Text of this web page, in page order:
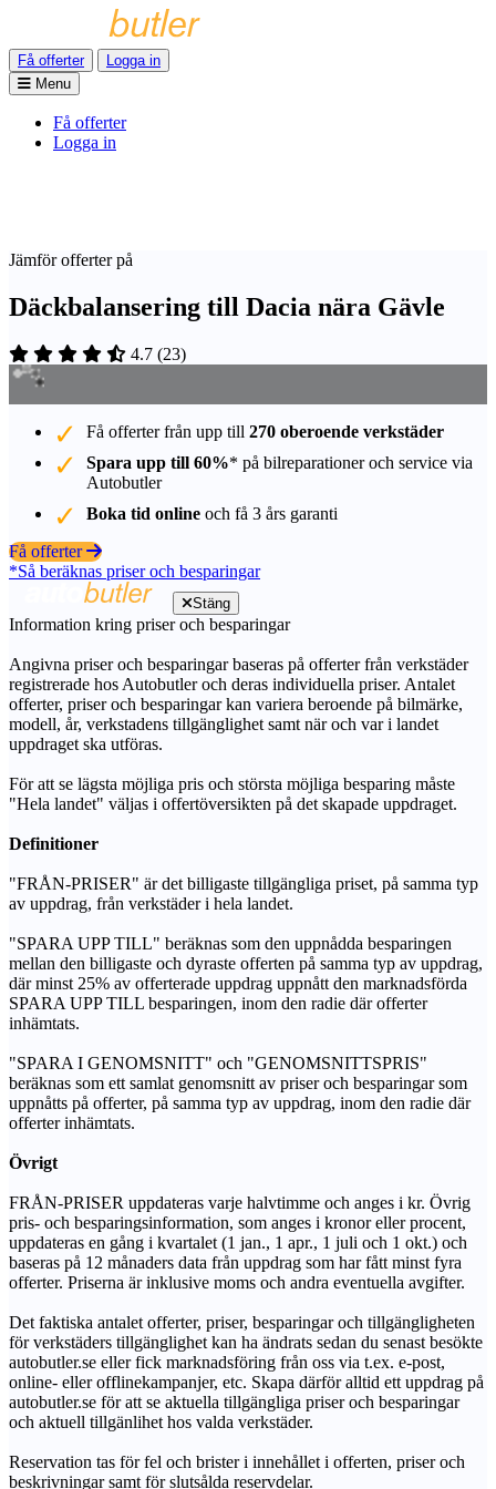
Få offerter
Logga in
Menu
Få offerter
Logga in
Jämför offerter på
Däckbalansering till Dacia nära Gävle
4.7 (23)
Få offerter från upp till 270 oberoende verkstäder
Spara upp till 60%* på bilreparationer och service via
Autobutler
Boka tid online och få 3 års garanti
Få offerter
*Så beräknas priser och besparingar
Stäng
Information kring priser och besparingar
Angivna priser och besparingar baseras på offerter från verkstäder
registrerade hos Autobutler och deras individuella priser. Antalet
offerter, priser och besparingar kan variera beroende på bilmärke,
modell, år, verkstadens tillgänglighet samt när och var i landet
uppdraget ska utföras.
För att se lägsta möjliga pris och största möjliga besparing måste
"Hela landet" väljas i offertöversikten på det skapade uppdraget.
Definitioner
"FRÅN-PRISER" är det billigaste tillgängliga priset, på samma typ
av uppdrag, från verkstäder i hela landet.
"SPARA UPP TILL" beräknas som den uppnådda besparingen
mellan den billigaste och dyraste offerten på samma typ av uppdrag,
där minst 25% av offerterade uppdrag uppnått den marknadsförda
SPARA UPP TILL besparingen, inom den radie där offerter
inhämtats.
"SPARA I GENOMSNITT" och "GENOMSNITTSPRIS"
beräknas som ett samlat genomsnitt av priser och besparingar som
uppnåtts på offerter, på samma typ av uppdrag, inom den radie där
offerter inhämtats.
Övrigt
FRÅN-PRISER uppdateras varje halvtimme och anges i kr. Övrig
pris- och besparingsinformation, som anges i kronor eller procent,
uppdateras en gång i kvartalet (1 jan., 1 apr., 1 juli och 1 okt.) och
baseras på 12 månaders data från uppdrag som har fått minst fyra
offerter. Priserna är inklusive moms och andra eventuella avgifter.
Det faktiska antalet offerter, priser, besparingar och tillgängligheten
för verkstäders tillgänglighet kan ha ändrats sedan du senast besökte
autobutler.se eller fick marknadsföring från oss via t.ex. e-post,
online- eller offlinekampanjer, etc. Skapa därför alltid ett uppdrag på
autobutler.se för att se aktuella tillgängliga priser och besparingar
och aktuell tillgänlihet hos valda verkstäder.
Reservation tas för fel och brister i innehållet i offerten, priser och
beskrivningar samt för slutsålda reservdelar.